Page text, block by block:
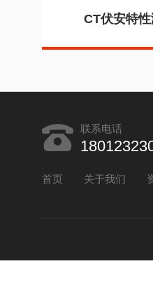
CT伏安特
联系电话
首页 关于我们